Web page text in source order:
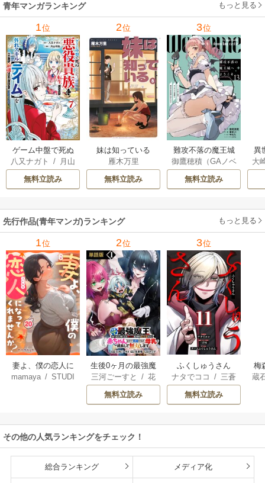
青年マンガランキング もっと見る
1位
ゲーム中盤で死ぬ
悪役貴族に転生し
たので、外れスキ
ル【テイム】を駆
してみた
八又ナガト /
月山
可也
無料立読み
2位
妹は知っている
雁木万里
無料立読み
3位
難攻不落の魔王城
へようこそ～デバ
フは不要と勇者パ
ーティーを追い出
魔王軍の最高幹部
に迎えられる～
御鷹穂積（GAノベ
ル／SBクリエイテ
ィブ刊）/蚕堂j1
六/ユウヒ
無料立読み
異
は
大
先行作品(青年マンガ)ランキング もっと見る
1位
妻よ、僕の恋人に
なってくれません
mamaya /STUDI
2位
生後0ヶ月の最強魔
王 食べるだけ強
くなるチート能力
持ち転生者だけど
雄たちの母乳で成
長して無双します
三河ごーすと /花
房雪/マップ
無料立読み
3位
ふくしゅうさん
ナタでココ / 三蒼
核/チームふくし
ゅうさん
無料立読み
梅
蔵
その他の人気ランキングをチェック！
総合ランキング メディア化